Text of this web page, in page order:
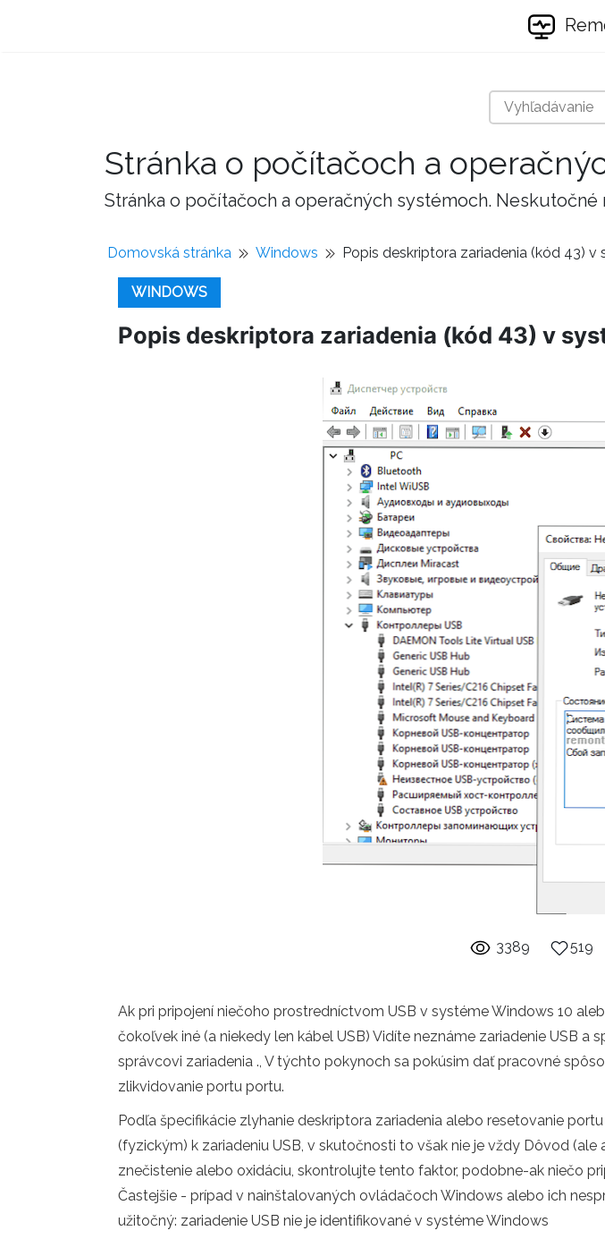
Stránka o počítačoch a
Stránka o počítačoch a operačných systémoch.
Domovská stránka Windows Popis deskriptora zariadenia (kód 43) v
WINDOWS
Popis deskriptora zariadenia (kód 43) v
3389 519
Ak pri pripojení niečoho prostredníctvom USB v systéme Windows 10
čokoľvek iné (a niekedy len kábel USB) Vidíte neznáme zariadenie USB a
správcovi zariadenia ., V týchto pokynoch sa pokúsim dať pracovné
zlikvidovanie portu portu.
Podľa špecifikácie zlyhanie deskriptora zariadenia alebo resetovanie
(fyzickým) k zariadeniu USB, v skutočnosti to však nie je vždy Dôvod
znečistenie alebo oxidáciu, skontrolujte tento faktor, podobne-ak niečo
Častejšie - prípad v nainštalovaných ovládačoch Windows alebo ich
užitočný: zariadenie USB nie je identifikované v systéme Windows